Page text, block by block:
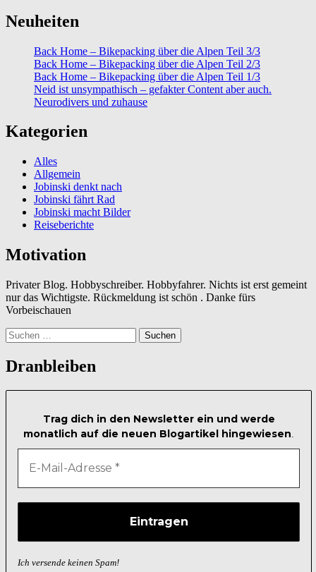
Neuheiten
Back Home – Bikepacking über die Alpen Teil 3/3
Back Home – Bikepacking über die Alpen Teil 2/3
Back Home – Bikepacking über die Alpen Teil 1/3
Neid ist unsympathisch – gefakter Content aber auch.
Neurodivers und zuhause
Kategorien
Alles
Allgemein
Jobinski denkt nach
Jobinski fährt Rad
Jobinski macht Bilder
Reiseberichte
Motivation
Privater Blog. Hobbyschreiber. Hobbyfahrer. Nichts ist erst gemeint
nur das Wichtigste. Rückmeldung ist schön . Danke fürs
Vorbeischauen
Suchen
nach:
Dranbleiben
Trag dich in den Newsletter ein und werde
monatlich auf die neuen Blogartikel hingewiesen
Ich versende keinen Spam!